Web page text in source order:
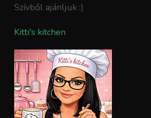
Szívből ajánljuk :)
Kitti's kitchen